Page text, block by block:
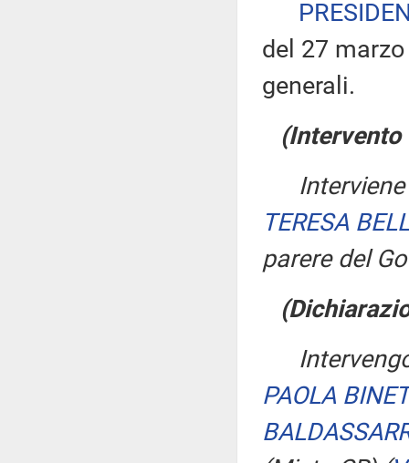
del 27
generali.
(Intervento
TERESA
parere del
PAOLA